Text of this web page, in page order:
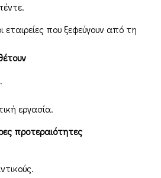
εταιρείες που ξεφεύγουν από τη
εργασία.
προτεραιότητες